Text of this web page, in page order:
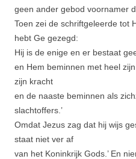
geen ander gebod voorna­mer
Toen zei de schriftgeleerde tot
hebt Ge gezegd:
Hij is de enige en er bestaat
en Hem beminnen met heel
zijn kracht
en de naaste beminnen als
slachtof­fers.’
Omdat Jezus zag dat hij wijs
staat niet ver af
van het Koninkrijk Gods.’ En